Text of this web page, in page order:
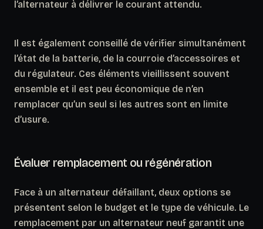
l’alternateur à délivrer le courant attendu.
Il est également conseillé de vérifier simultanément
l’état de la batterie, de la courroie d’accessoires et
du régulateur. Ces éléments vieillissent souvent
ensemble et il est peu économique de n’en
remplacer qu’un seul si les autres sont en limite
d’usure.
Évaluer remplacement ou régénération
Face à un alternateur défaillant, deux options se
présentent selon le budget et le type de véhicule. Le
remplacement par un alternateur neuf garantit une